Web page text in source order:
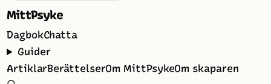
MittPsyke
DagbokChatta
Guider
ArtiklarBerättelserOm MittPsykeOm skaparen